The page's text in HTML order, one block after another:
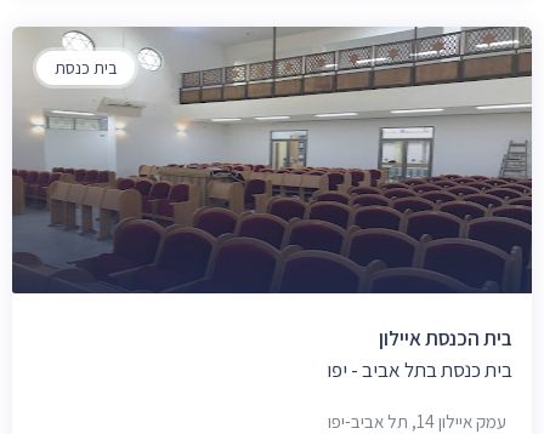
בית כנסת
בית הכנסת איילון
בית כנסת בתל אביב - יפו
עמק איילון 14, תל אביב-יפו